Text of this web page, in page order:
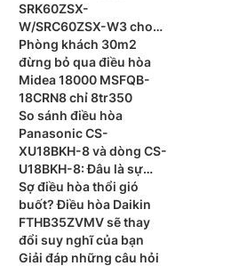
SRK60ZSX-
W/SRC60ZSX-W3 cho
phòng khách
Phòng khách 30m2
đừng bỏ qua điều hòa
Midea 18000 MSFQB-
18CRN8 chỉ 8tr350
So sánh điều hòa
Panasonic CS-
XU18BKH-8 và dòng CS-
U18BKH-8: Đâu là sự
khác biệt?
Sợ điều hòa thổi gió
buốt? Điều hòa Daikin
FTHB35ZVMV sẽ thay
đổi suy nghĩ của bạn
Giải đáp những câu hỏi